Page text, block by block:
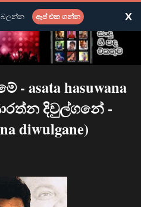
asata hasuwana
දිවුල්ගනේ -
diwulgane)
බලන්න ඇප් එක ගන්න X